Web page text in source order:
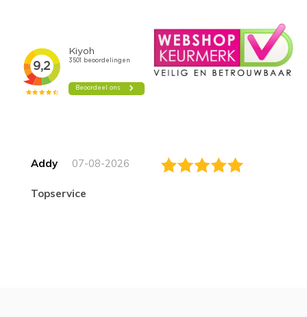
Addy 07-08-2026
topservice